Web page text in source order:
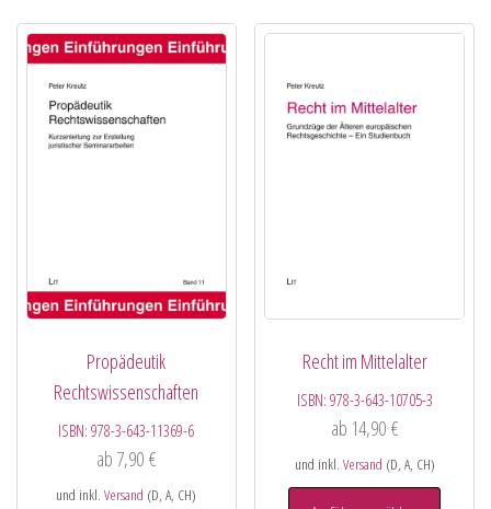
Propädeutik
Rechtswissenschaften
ISBN:978-3-643-11369-6
ab 7,90 €
und inkl.Versand (D, A, CH)
Recht im Mittelalter
ISBN: 978-3-643-10705-3
ab 14,90 €
und inkl. Versand (D, A, CH)